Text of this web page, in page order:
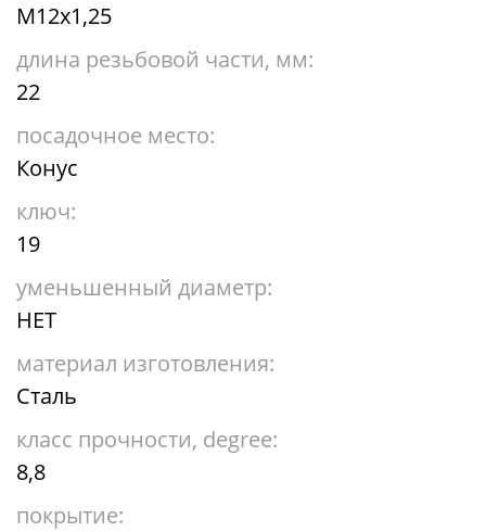
М12х1,25
длина резьбовой части, мм:
22
посадочное место:
Конус
ключ:
19
уменьшенный диаметр:
НЕТ
материал изготовления:
Сталь
класс прочности, degree:
8,8
покрытие: